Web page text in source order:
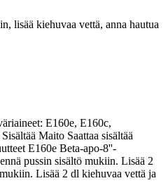
lisää kiehuvaa vettä, anna hautua
E160e, E160c,
Maito Saattaa sisältää
E160e Beta-apo-8''-
pussin sisältö mukiin. Lisää 2
Lisää 2 dl kiehuvaa vettä ja